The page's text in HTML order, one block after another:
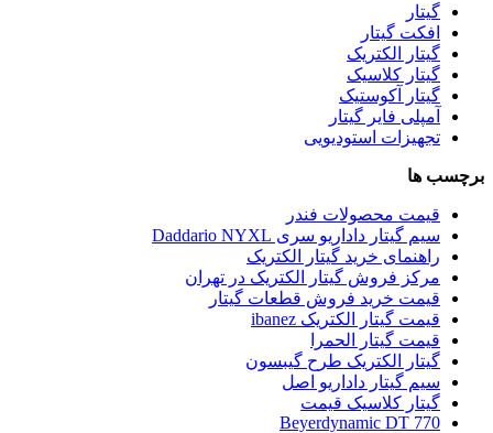
گیتار
افکت گیتار
گیتار الکتریک
گیتار کلاسیک
گیتار آکوستیک
آمپلی فایر گیتار
تجهیزات استودیویی
برچسب ها
قیمت محصولات فندر
سیم گیتار داداریو سری Daddario NYXL
راهنمای خرید گیتار الکتریک
مرکز فروش گیتار الکتریک در تهران
قیمت خرید فروش قطعات گیتار
قیمت گیتار الکتریک ibanez
قیمت گیتار الحمرا
گیتار الکتریک طرح گیبسون
سیم گیتار داداریو اصل
گیتار کلاسیک قیمت
Beyerdynamic DT 770